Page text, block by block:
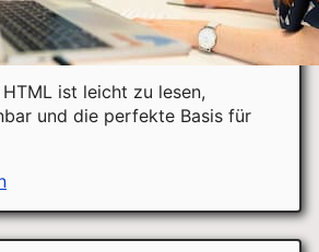
ist leicht zu lesen,
und die perfekte Basis für